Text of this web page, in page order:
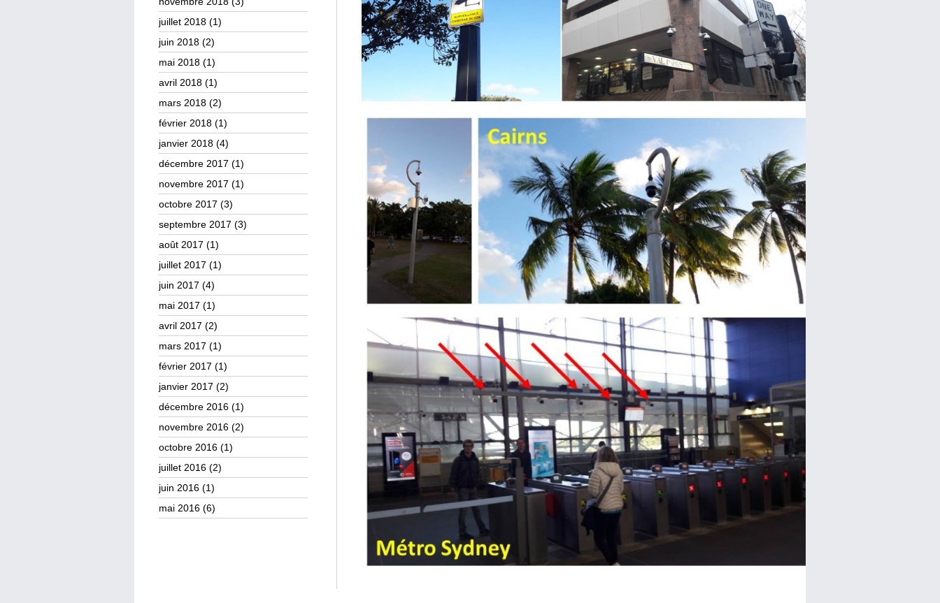
juillet 2018 (1)
juin 2018 (2)
mai 2018 (1)
avril 2018 (1)
mars 2018 (2)
février 2018 (1)
janvier 2018 (4)
décembre 2017 (1)
novembre 2017 (1)
octobre 2017 (3)
septembre 2017 (3)
août 2017 (1)
juillet 2017 (1)
juin 2017 (4)
mai 2017 (1)
avril 2017 (2)
mars 2017 (1)
février 2017 (1)
janvier 2017 (2)
décembre 2016 (1)
novembre 2016 (2)
octobre 2016 (1)
juillet 2016 (2)
juin 2016 (1)
mai 2016 (6)